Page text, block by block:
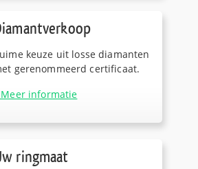
keuze uit losse diamanten
gerenommeerd certificaat.
informatie
ringmaat